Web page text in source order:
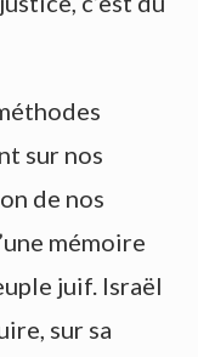
sur nos
de nos
mémoire
juif. Israël
sur sa